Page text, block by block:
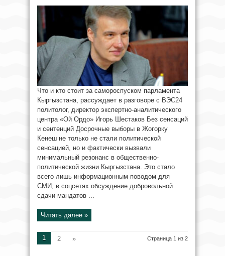
Что и кто стоит за самороспуском парламента
Кыргызстана, рассуждает в разговоре с ВЭС24
политолог, директор экспертно-аналитического
центра «Ой Ордо» Игорь Шестаков Без сенсаций
и сентенций Досрочные выборы в Жогорку
Кенеш не только не стали политической
сенсацией, но и фактически вызвали
минимальный резонанс в общественно-
политической жизни Кыргызстана. Это стало
всего лишь информационным поводом для
СМИ; в соцсетях обсуждение добровольной
сдачи мандатов ...
Читать далее »
Страница 1 из 2
1 2 »